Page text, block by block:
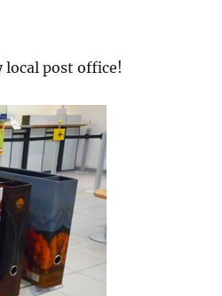
local post office!